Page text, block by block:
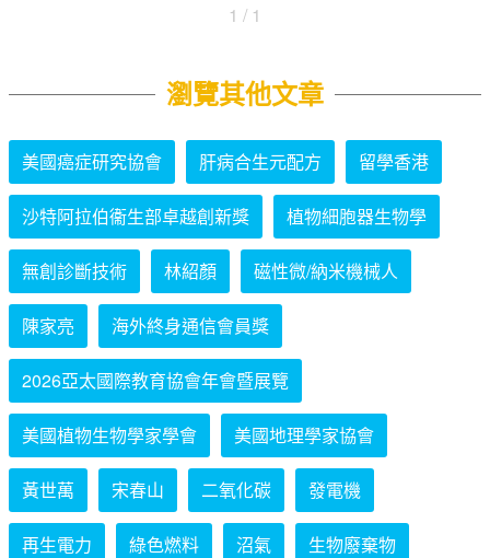
1 / 1
瀏覽其他文章
美國癌症研究協會 肝病合生元配方 留學香港
沙特阿拉伯衞生部卓越創新獎 植物細胞器生物學
無創診斷技術 林紹顏 磁性微/納米機械人
陳家亮 海外終身通信會員獎
2026亞太國際教育協會年會暨展覽
美國植物生物學家學會 美國地理學家協會
黃世萬 宋春山 二氧化碳 發電機
再生電力 綠色燃料 沼氣 生物廢棄物